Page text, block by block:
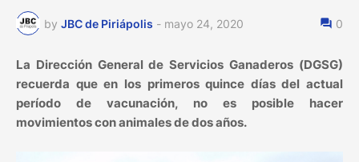
by JBC de Piriápolis - mayo 24, 2020 0
La Dirección General de Servicios Ganaderos (DGSG)
recuerda que en los primeros quince días del actual
período de vacunación, no es posible hacer
movimientos con animales de dos años.